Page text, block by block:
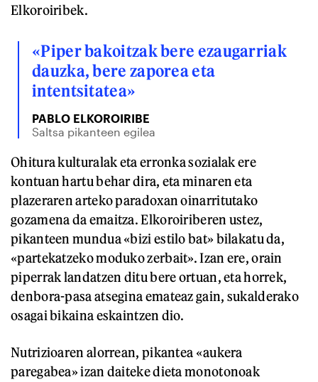
Elkoroiribek.
«Piper bakoitzak bere ezaugarriak
dauzka, bere zaporea eta
intentsitatea»
PABLO ELKOROIRIBE
Saltsa pikanteen egilea
Ohitura kulturalak eta erronka sozialak ere
kontuan hartu behar dira, eta minaren eta
plazeraren arteko paradoxan oinarritutako
gozamena da emaitza. Elkoroiriberen ustez,
pikanteen mundua «bizi estilo bat» bilakatu da,
«partekatzeko moduko zerbait». Izan ere, orain
piperrak landatzen ditu bere ortuan, eta horrek,
denbora-pasa atsegina emateaz gain, sukalderako
osagai bikaina eskaintzen dio.
Nutrizioaren alorrean, pikantea «aukera
paregabea» izan daiteke dieta monotonoak